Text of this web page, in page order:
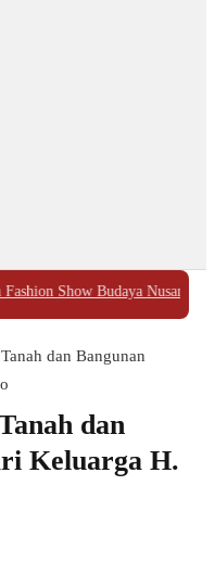
Nusantara|#3 - SD
dan Bangunan
dan
Keluarga H.